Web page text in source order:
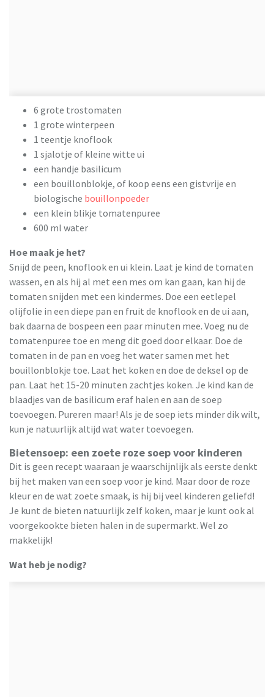
6 grote trostomaten
1 grote winterpeen
1 teentje knoflook
1 sjalotje of kleine witte ui
een handje basilicum
een bouillonblokje, of koop eens een gistvrije en
biologische bouillonpoeder
een klein blikje tomatenpuree
600 ml water
Hoe maak je het?
Snijd de peen, knoflook en ui klein. Laat je kind de tomaten
wassen, en als hij al met een mes om kan gaan, kan hij de
tomaten snijden met een kindermes. Doe een eetlepel
olijfolie in een diepe pan en fruit de knoflook en de ui aan,
bak daarna de bospeen een paar minuten mee. Voeg nu de
tomatenpuree toe en meng dit goed door elkaar. Doe de
tomaten in de pan en voeg het water samen met het
bouillonblokje toe. Laat het koken en doe de deksel op de
pan. Laat het 15-20 minuten zachtjes koken. Je kind kan de
blaadjes van de basilicum eraf halen en aan de soep
toevoegen. Pureren maar! Als je de soep iets minder dik wilt,
kun je natuurlijk altijd wat water toevoegen.
Bietensoep: een zoete roze soep voor kinderen
Dit is geen recept waaraan je waarschijnlijk als eerste denkt
bij het maken van een soep voor je kind. Maar door de roze
kleur en de wat zoete smaak, is hij bij veel kinderen geliefd!
Je kunt de bieten natuurlijk zelf koken, maar je kunt ook al
voorgekookte bieten halen in de supermarkt. Wel zo
makkelijk!
Wat heb je nodig?